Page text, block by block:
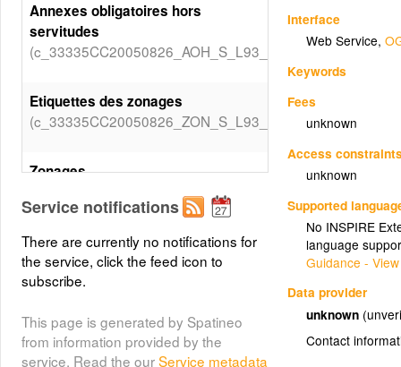
Interface
Web Service,
Keywords
Fees
unknown
Access
unknown
Supported
No INSPIRE
language
Guidance -
Data provider
unknown
Contact
Annexes obligatoires hors
servitudes
Etiquettes des zonages
(c_33335CC20050826_ZON_S_L93_Etiquettes)
Zonages
(c_33335CC20050826_ZON_S_L93_Valeurs_DESTDOMI)
Service notifications
There are currently no notifications for
the service, click the feed icon to
subscribe.
This page is generated by Spatineo
from information provided by the
service. Read the ourService metadata